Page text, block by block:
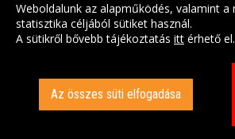
Weboldalunk az alapműködés, valamint a
statisztika céljából sütiket használ.
A sütikről bővebb tájékoztatás itt érhető el.
Az összes süti elfogadása